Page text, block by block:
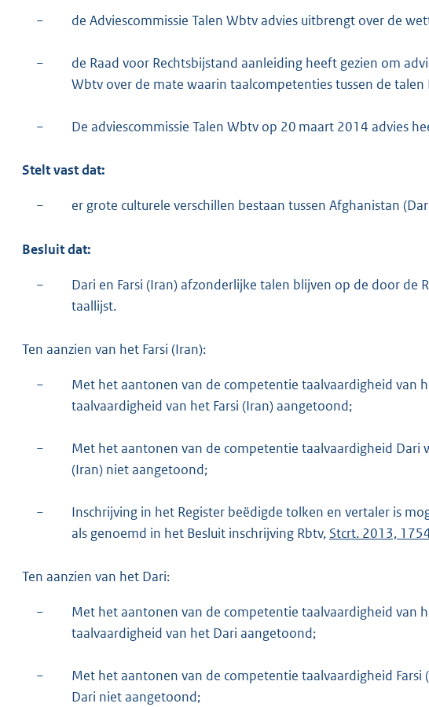
e
1
K
− de Adviescommissie Talen Wbtv advies uitbrengt over de
−
de Raad voor Rechtsbijstand aanleiding heeft gezien om
Wbtv over de mate waarin taalcompetenties tussen de talen
− De adviescommissie Talen Wbtv op 20 maart 2014 advies
Stelt vast dat:
− er grote culturele verschillen bestaan tussen Afghanistan
Besluit dat:
−
Dari en Farsi (Iran) afzonderlijke talen blijven op de door de
taallijst.
Ten aanzien van het Farsi (Iran):
−
Met het aantonen van de competentie taalvaardigheid van
taalvaardigheid van het Farsi (Iran) aangetoond;
−
Met het aantonen van de competentie taalvaardigheid Dari
(Iran) niet aangetoond;
−
Inschrijving in het Register beëdigde tolken en vertaler is
als genoemd in het Besluit inschrijving Rbtv, Stcrt. 2013,
Ten aanzien van het Dari:
−
Met het aantonen van de competentie taalvaardigheid van
taalvaardigheid van het Dari aangetoond;
−
Met het aantonen van de competentie taalvaardigheid
Dari niet aangetoond;